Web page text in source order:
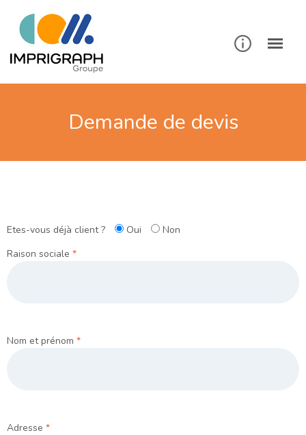
Demande de devis
Etes-vous déjà client ? Oui
Non
Raison sociale *
Nom et prénom *
Adresse *